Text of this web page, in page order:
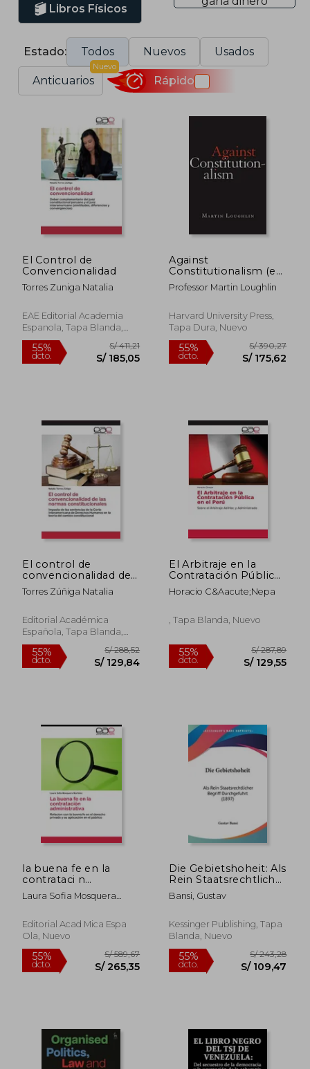
Libros Físicos
Estado: Todos Nuevos Usados
Anticuarios
Nuevo
Rápido
El Control de
Convencionalidad
Torres Zuniga Natalia
EAE Editorial Academia
Espanola, Tapa Blanda,
Nuevo
S/ 185,05
Against
Constitutionalism (en
Inglés)
Professor Martin Loughlin
Harvard University Press,
Tapa Dura, Nuevo
55%
dcto.
El control de
convencionalidad de
las normas
constitucionales
Torres Zúñiga Natalia
Editorial Académica
Española, Tapa Blanda,
Nuevo
S/ 288,52
S/ 129,84
El Arbitraje en la
Contratación Pública
en el Perú: Sobre el
Arbitraje ad hoc y
Horacio C&Aacute;Nepa
, Tapa Blanda, Nuevo
55%
dcto.
la buena fe en la
contrataci n
administrativa
Laura Sofia Mosquera
Editorial Acad Mica Espa
Ola, Nuevo
Die Gebietshoheit: Als
Rein Staatsrechtlicher
Begriff Durchgefuhrt
(1897) (en Alemán)
Bansi, Gustav
Kessinger Publishing, Tapa
Blanda, Nuevo